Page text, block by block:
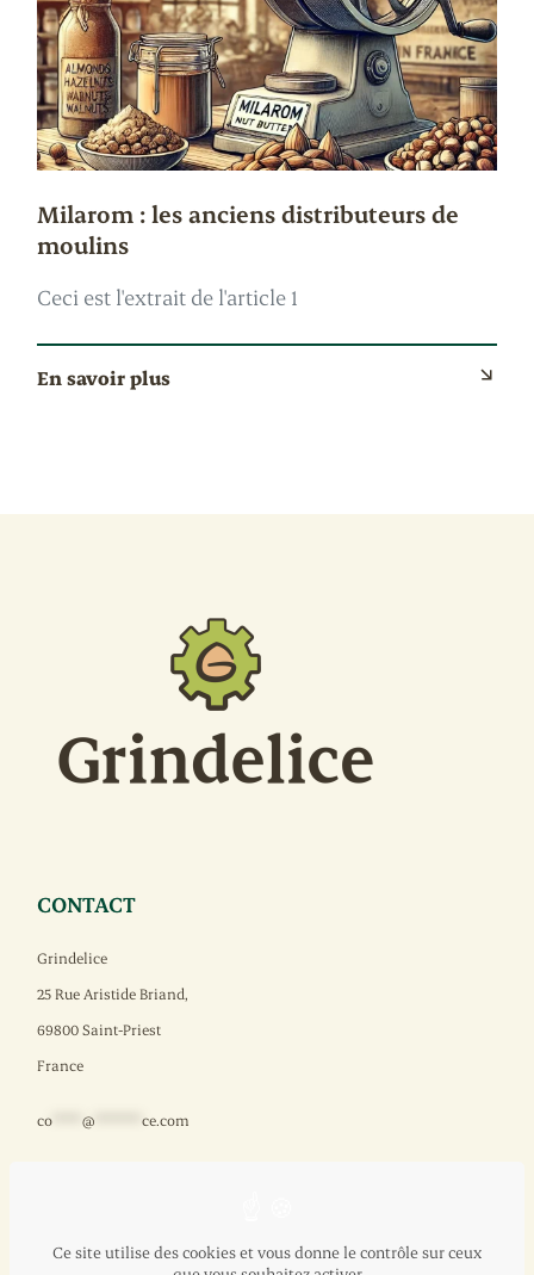
Milarom : les anciens distributeurs de
moulins
Ceci est l'extrait de l'article 1
En savoir plus
CONTACT
Grindelice
25 Rue Aristide Briand,
69800 Saint-Priest
France
co @ ce.com
Ce site utilise des cookies et vous donne le contrôle sur ceux